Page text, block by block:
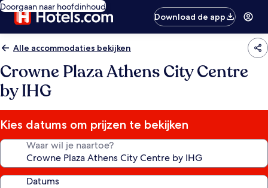
Doorgaan naar hoofdinhoud
Download de app
Alle accommodaties bekijken
Crowne Plaza Athens City Centre
by IHG
Kies datums om prijzen te bekijken
Waar wil je naartoe?
Datums